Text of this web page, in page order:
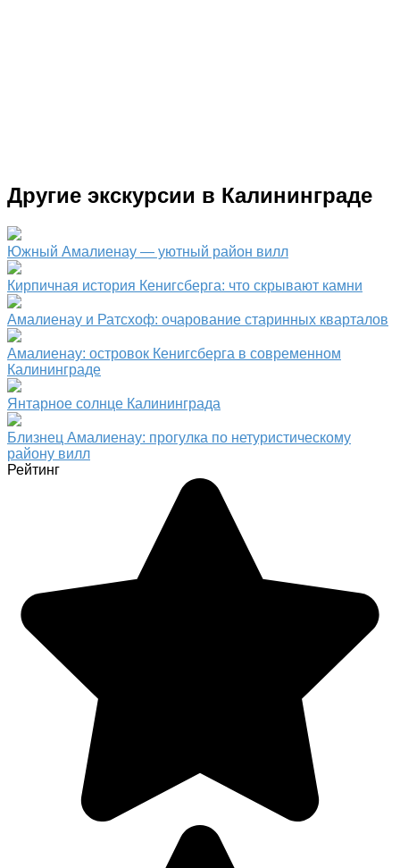
Другие экскурсии в Калининграде
Южный Амалиенау — уютный район вилл
Кирпичная история Кенигсберга: что скрывают камни
Амалиенау и Ратсхоф: очарование старинных кварталов
Амалиенау: островок Кенигсберга в современном
Калининграде
Янтарное солнце Калининграда
Близнец Амалиенау: прогулка по нетуристическому
району вилл
Рейтинг